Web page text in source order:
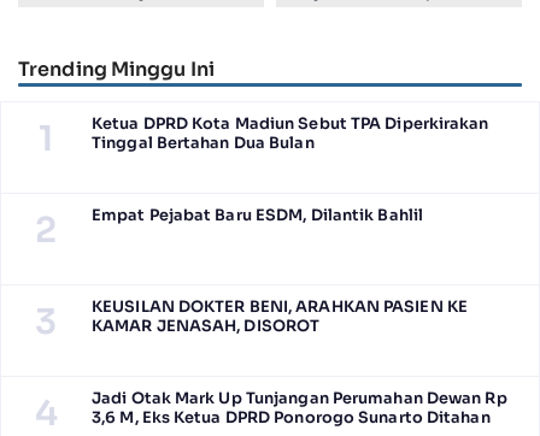
Trending Minggu Ini
1
Ketua DPRD Kota Madiun Sebut TPA Diperkirakan
Tinggal Bertahan Dua Bulan
2 Empat Pejabat Baru ESDM, Dilantik Bahlil
3
KEUSILAN DOKTER BENI, ARAHKAN PASIEN KE
KAMAR JENASAH, DISOROT
4
Jadi Otak Mark Up Tunjangan Perumahan Dewan Rp
3,6 M, Eks Ketua DPRD Ponorogo Sunarto Ditahan